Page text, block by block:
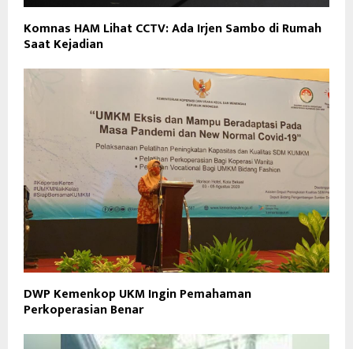
Komnas HAM Lihat CCTV: Ada Irjen Sambo di Rumah
Saat Kejadian
DWP Kemenkop UKM Ingin Pemahaman
Perkoperasian Benar